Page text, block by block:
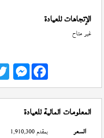
الإتجاهات للعيادة
غير متاح
Messenger
المعلومات المالية للعيادة
السعر بمقدم 1,910,300